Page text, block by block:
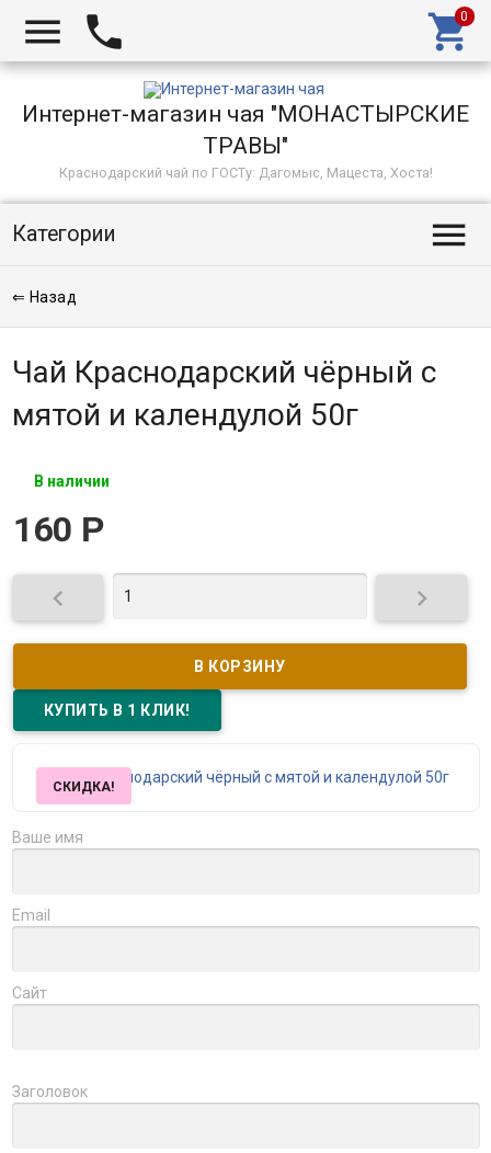
  
Интернет-магазин чая "МОНАСТЫРСКИЕ
ТРАВЫ"
Краснодарский чай по ГОСТу: Дагомыс, Мацеста, Хоста!
Категории 
⇐ Назад
Чай Краснодарский чёрный с
мятой и календулой 50г
В наличии
160 Р
 
СКИДКА!
Ваше имя
Email
Сайт
Заголовок